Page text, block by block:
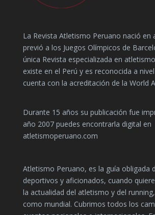
La Revista Atletismo Peruano nació en
previó a los Juegos Olímpicos de
única Revista especializada en
existe en el Perú y es reconocida a
cuenta con la acreditación de la World
Durante 15 años su publicación fue
año 2007 puedes encontrarla digital en
atletismoperuano.com
Atletismo Peruano, es la guía obligada
deportivos y aficionados, cuando
la actualidad del atletismo y del
como mundial. Cubrimos todos los